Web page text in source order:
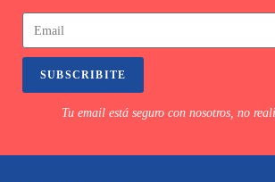
SUBSCRIBITE
Tu email está seguro con nosotros, no